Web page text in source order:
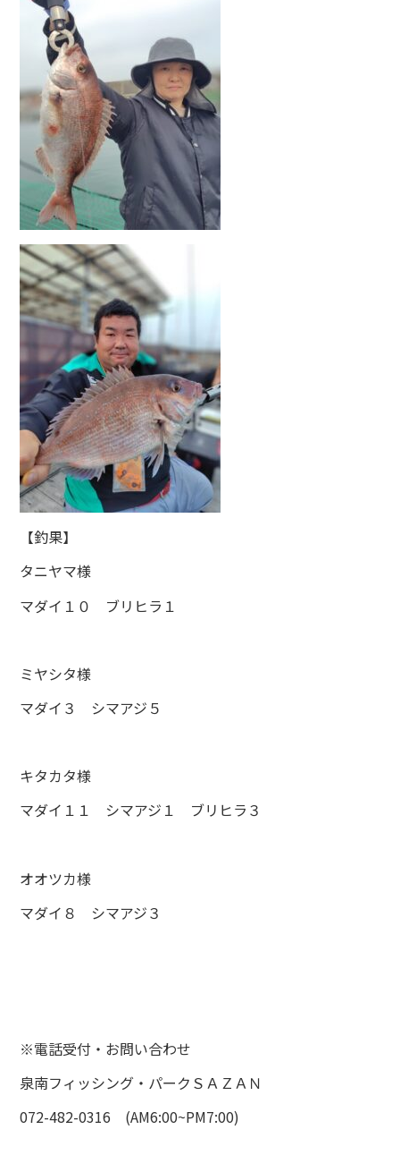
【釣果】
タニヤマ様
マダイ１０ ブリヒラ１
ミヤシタ様
マダイ３ シマアジ５
キタカタ様
マダイ１１ シマアジ１ ブリヒラ３
オオツカ様
マダイ８ シマアジ３
※電話受付・お問い合わせ
泉南フィッシング・パークＳＡＺＡＮ
072-482-0316 (AM6:00~PM7:00)